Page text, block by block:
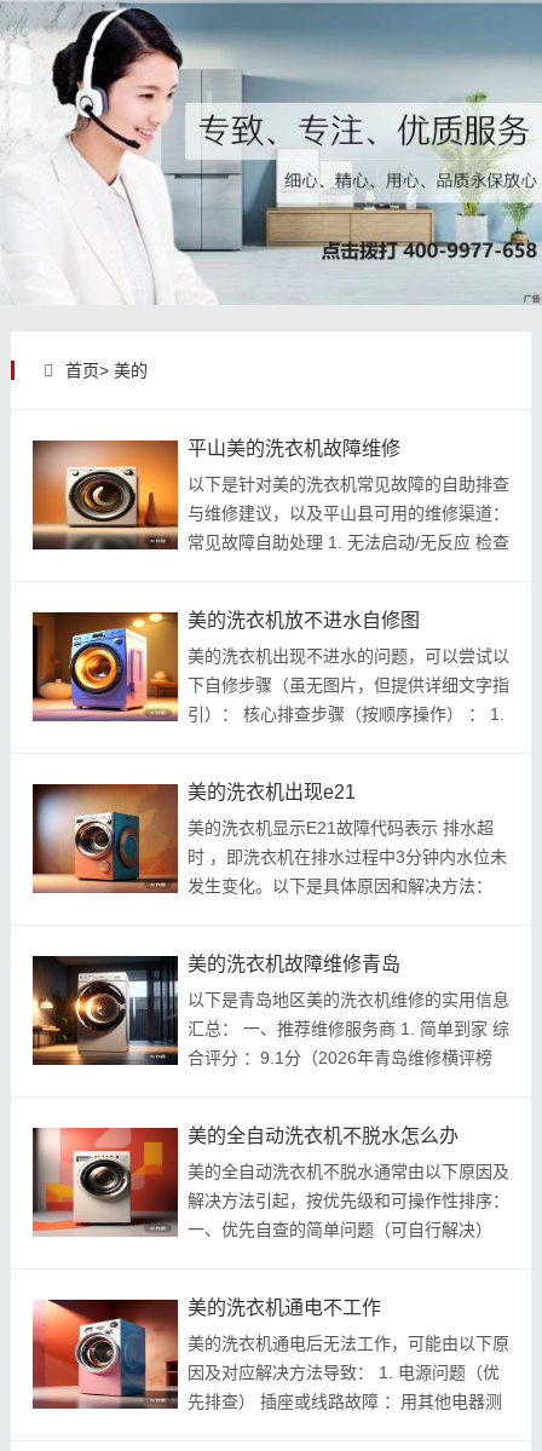
首页> 美的
平山美的洗衣机故障维修
以下是针对美的洗衣机常见故障的自助排查
与维修建议，以及平山县可用的维修渠道：
常见故障自助处理 1. 无法启动/无反应 检查
若控制面板无显示，可能是主板...
美的洗衣机放不进水自修图
美的洗衣机出现不进水的问题，可以尝试以
下自修步骤（虽无图片，但提供详细文字指
引）： 核心排查步骤（按顺序操作） ： 1.
水管测试水压）。 ✅ 进水管检...
美的洗衣机出现e21
美的洗衣机显示E21故障代码表示 排水超
时 ，即洗衣机在排水过程中3分钟内水位未
发生变化。以下是具体原因和解决方法：
下垂。 排查排水管是否堵塞（如异物...
美的洗衣机故障维修青岛
以下是青岛地区美的洗衣机维修的实用信息
汇总： 一、推荐维修服务商 1. 简单到家 综
合评分 ：9.1分（2026年青岛维修横评榜
郊区视排单情况而定 价格透明 ：常见...
美的全自动洗衣机不脱水怎么办
美的全自动洗衣机不脱水通常由以下原因及
解决方法引起，按优先级和可操作性排序：
一、优先自查的简单问题（可自行解决）
衣物）时脱水停止。 解决 ：增加...
美的洗衣机通电不工作
美的洗衣机通电后无法工作，可能由以下原
因及对应解决方法导致： 1. 电源问题（优
先排查） 插座或线路故障 ：用其他电器测